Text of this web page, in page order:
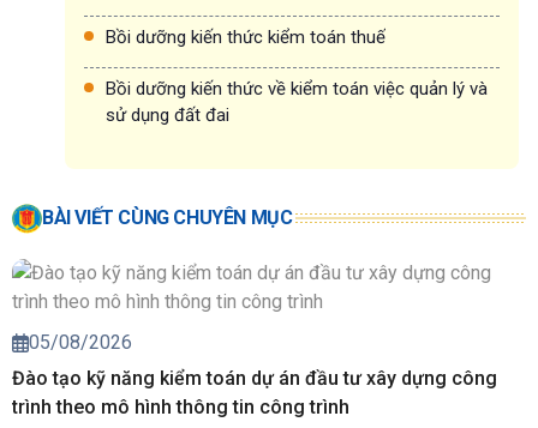
Bồi dưỡng kiến thức kiểm toán thuế
Bồi dưỡng kiến thức về kiểm toán việc quản lý và
sử dụng đất đai
BÀI VIẾT CÙNG CHUYÊN MỤC
05/08/2026
Đào tạo kỹ năng kiểm toán dự án đầu tư xây dựng công
trình theo mô hình thông tin công trình